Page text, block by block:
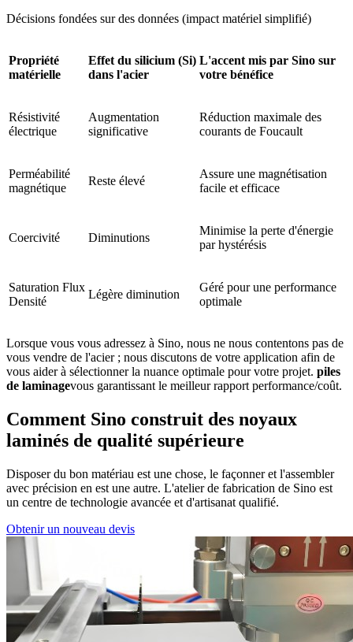
Décisions fondées sur des données (impact matériel simplifié)
Propriété
matérielle
Effet du silicium (Si)
dans l'acier
L'accent mis par Sino sur
votre bénéfice
Résistivité
électrique
Augmentation
significative
Réduction maximale des
courants de Foucault
Perméabilité
magnétique
Reste élevé
Assure une magnétisation
facile et efficace
Coercivité Diminutions
Minimise la perte d'énergie
par hystérésis
Saturation Flux
Densité
Légère diminution
Géré pour une performance
optimale
Lorsque vous vous adressez à Sino, nous ne nous contentons pas de
vous vendre de l'acier ; nous discutons de votre application afin de
vous aider à sélectionner la nuance optimale pour votre projet. piles
de laminagevous garantissant le meilleur rapport performance/coût.
Comment Sino construit des noyaux
laminés de qualité supérieure
Disposer du bon matériau est une chose, le façonner et l'assembler
avec précision en est une autre. L'atelier de fabrication de Sino est
un centre de technologie avancée et d'artisanat qualifié.
Obtenir un nouveau devis